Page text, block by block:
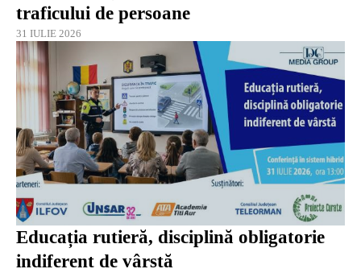
traficului de persoane
31 IULIE 2026
Educația rutieră, disciplină obligatorie
indiferent de vârstă